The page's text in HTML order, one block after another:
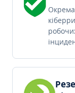
Окрема